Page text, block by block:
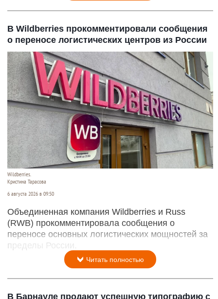
В Wildberries прокомментировали сообщения
о переносе логистических центров из России
Wildberries.
Кристина Тарасова
6 августа 2026 в 09:50
Объединенная компания Wildberries и Russ
(RWB) прокомментировала сообщения о
переносе основных логистических мощностей за
пределы России.
Читать полностью
В Барнауле продают успешную типографию с